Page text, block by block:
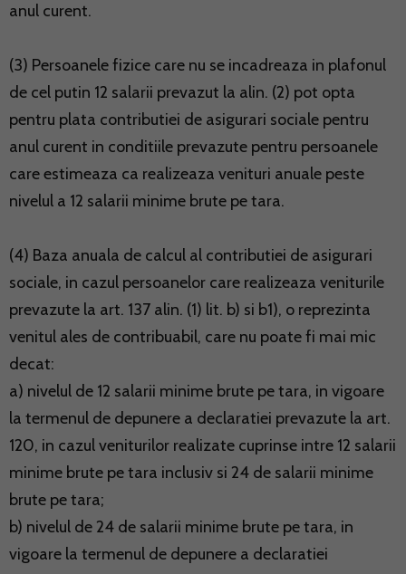
anul curent.
(3) Persoanele fizice care nu se incadreaza in plafonul
de cel putin 12 salarii prevazut la alin. (2) pot opta
pentru plata contributiei de asigurari sociale pentru
anul curent in conditiile prevazute pentru persoanele
care estimeaza ca realizeaza venituri anuale peste
nivelul a 12 salarii minime brute pe tara.
(4) Baza anuala de calcul al contributiei de asigurari
sociale, in cazul persoanelor care realizeaza veniturile
prevazute la art. 137 alin. (1) lit. b) si b1), o reprezinta
venitul ales de contribuabil, care nu poate fi mai mic
decat:
a) nivelul de 12 salarii minime brute pe tara, in vigoare
la termenul de depunere a declaratiei prevazute la art.
120, in cazul veniturilor realizate cuprinse intre 12 salarii
minime brute pe tara inclusiv si 24 de salarii minime
brute pe tara;
b) nivelul de 24 de salarii minime brute pe tara, in
vigoare la termenul de depunere a declaratiei